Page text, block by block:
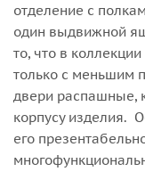
отделение с
один выдвижной
то, что в
только с меньшим
двери распашные,
корпусу изделия.
его